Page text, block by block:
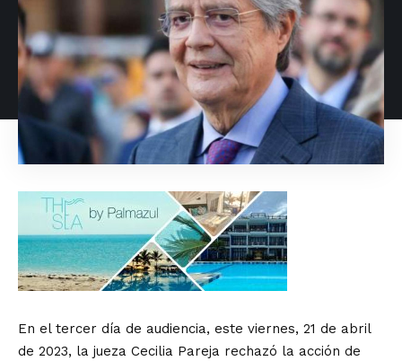
En el tercer día de audiencia, este viernes, 21 de abril
de 2023, la jueza Cecilia Pareja rechazó la acción de